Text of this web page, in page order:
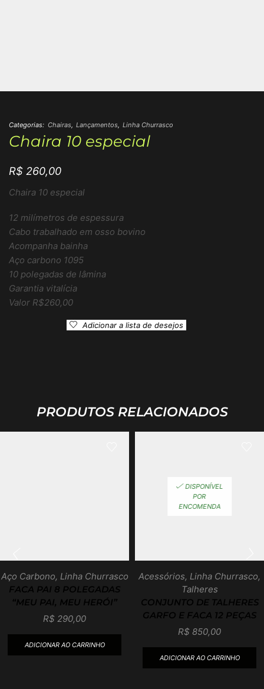
Categorias: Chairas, Lançamentos, Linha Churrasco
Chaira 10 especial
R$ 260,00
Chaira 10 especial
12 milímetros de espessura
Cabo trabalhado em osso bovino
Acompanha bainha
Aço carbono 1095
10 polegadas de lâmina
Garantia vitalícia
Valor R$260,00
Adicionar a lista de desejos
PRODUTOS RELACIONADOS
Aço Carbono, Linha Churrasco
FACA PAI 8 POLEGADAS
“MEU PAI, MEU HERÓI”
R$ 290,00
ADICIONAR AO CARRINHO
DISPONÍVEL
POR
ENCOMENDA
Acessórios, Linha Churrasco,
Talheres
CONJUNTO DE TALHERES
GARFO E FACA 12 PEÇAS
R$ 850,00
ADICIONAR AO CARRINHO